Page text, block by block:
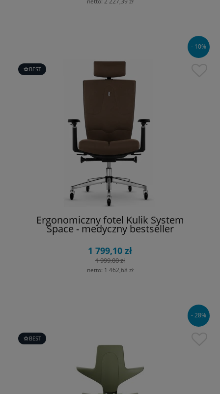
BEST
Ergonomiczny fotel Kulik System
Space - medyczny bestseller
1 799,10 zł
1 999,00 zł
netto: 1 462,68 zł
- 10%
BEST
- 28%